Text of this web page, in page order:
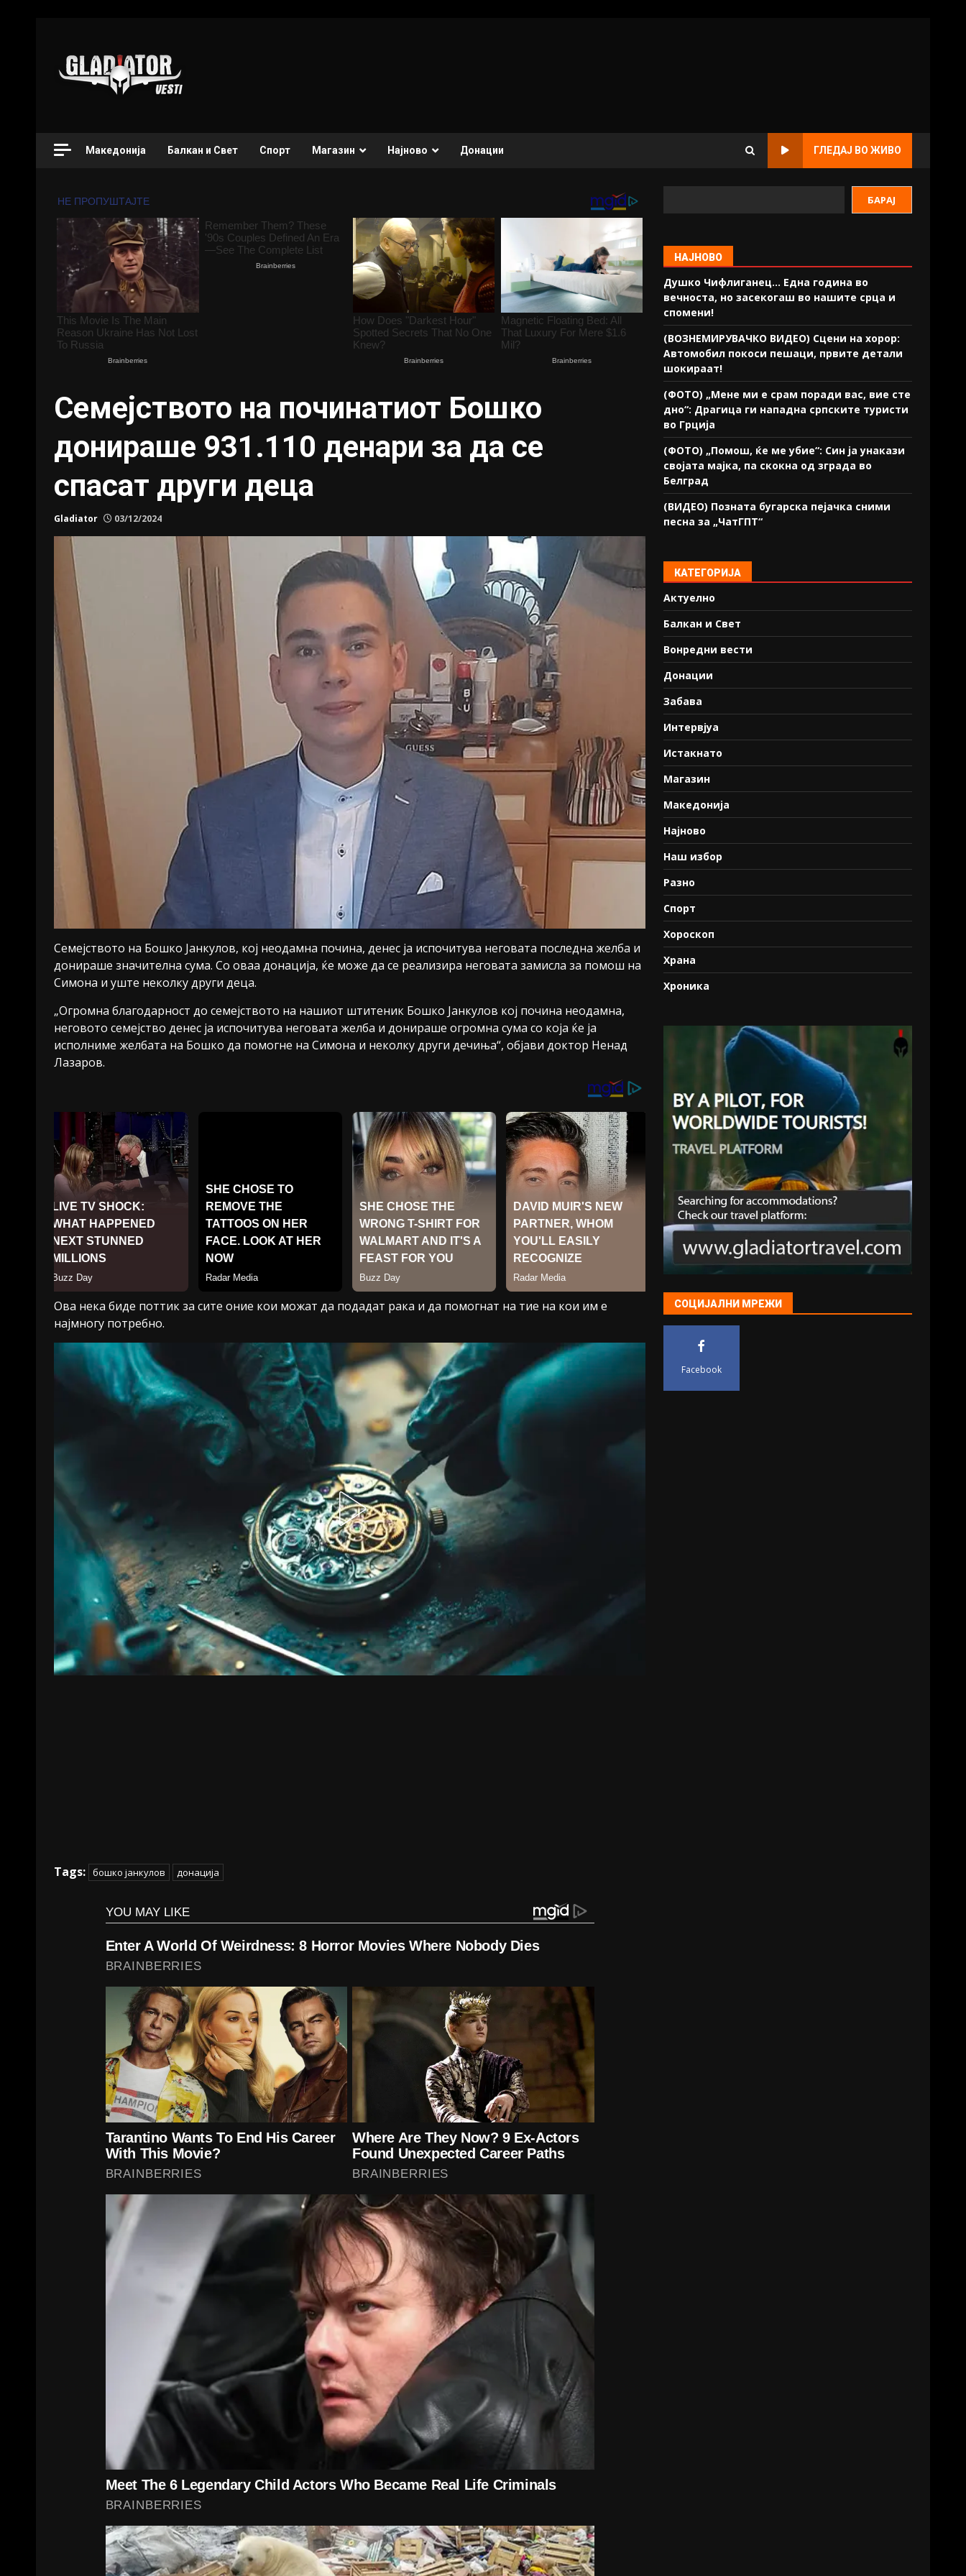
Македонија Балкан и Свет Спорт Магазин Најново Донации ГЛЕДАЈ ВО ЖИВО
Семејството на починатиот Бошко
донираше 931.110 денари за да се
спасат други деца
Gladiator 03/12/2024
Семејството на Бошко Јанкулов, кој неодамна почина, денес ја испочитува неговата последна желба и
донираше значителна сума. Со оваа донација, ќе може да се реализира неговата замисла за помош на
Симона и уште неколку други деца.
„Огромна благодарност до семејството на нашиот штитеник Бошко Јанкулов кој почина неодамна,
неговото семејство денес ја испочитува неговата желба и донираше огромна сума со која ќе ја
исполниме желбата на Бошко да помогне на Симона и неколку други дечиња“, објави доктор Ненад
Лазаров.
Ова нека биде поттик за сите оние кои можат да подадат рака и да помогнат на тие на кои им е
најмногу потребно.
Tags: бошко јанкулов донација
БАРАЈ
НАЈНОВО
Душко Чифлиганец… Eдна година во
вечноста, но засекогаш во нашите срца и
спомени!
(ВОЗНЕМИРУВАЧКО ВИДЕО) Сцени на хорор:
Автомобил покоси пешаци, првите детали
шокираат!
(ФОТО) „Мене ми е срам поради вас, вие сте
дно“: Драгица ги нападна српските туристи
во Грција
(ФОТО) „Помош, ќе ме убие“: Син ја унакази
својата мајка, па скокна од зграда во
Белград
(ВИДЕО) Позната бугарска пејачка сними
песна за „ЧатГПТ“
КАТЕГОРИЈА
Актуелно
Балкан и Свет
Вонредни вести
Донации
Забава
Интервјуа
Истакнато
Магазин
Македонија
Најново
Наш избор
Разно
Спорт
Хороскоп
Храна
Хроника
СОЦИЈАЛНИ МРЕЖИ
Facebook